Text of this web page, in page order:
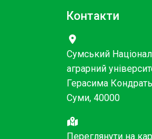
Контакти
Сумський
аграрний
Герасима
Суми, 40000
Переглянути на